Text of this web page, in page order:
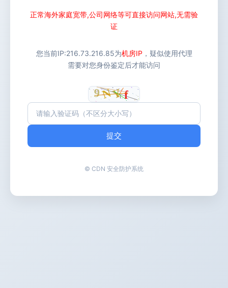
正常海外家庭宽带,公司网络等可直接访问网站,无需验
证
您当前IP:216.73.216.85为机房IP ，疑似使用代理
需要对您身份鉴定后才能访问
提交
© CDN 安全防护系统